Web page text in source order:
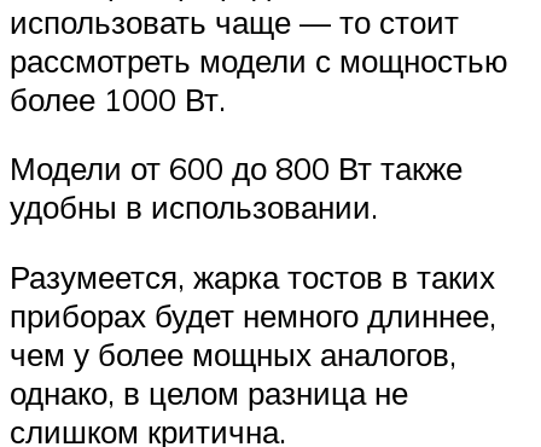
использовать чаще — то стоит
рассмотреть модели с мощностью
более 1000 Вт.
Модели от 600 до 800 Вт также
удобны в использовании.
Разумеется, жарка тостов в таких
приборах будет немного длиннее,
чем у более мощных аналогов,
однако, в целом разница не
слишком критична.